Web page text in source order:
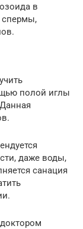
в
спермы,
полой иглы
даже воды,
санация